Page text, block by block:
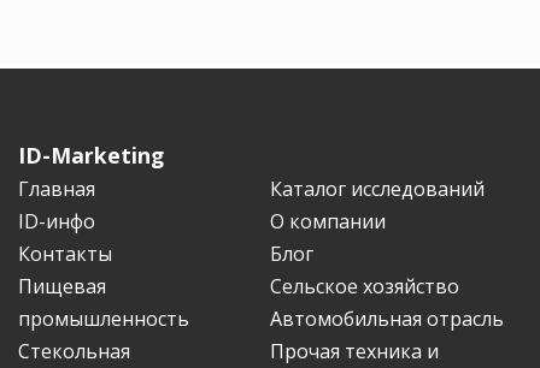
ID-Marketing
Главная
Каталог исследований
ID-инфо
О компании
Контакты
Блог
Пищевая
промышленность
Сельское хозяйство
Автомобильная отрасль
Стекольная
Прочая техника и